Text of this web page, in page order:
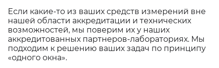
Если какие-то из ваших средств измерений вне
нашей области аккредитации и технических
возможностей, мы поверим их у наших
аккредитованных партнеров-лабораториях. Мы
подходим к решению ваших задач по принципу
«одного окна».